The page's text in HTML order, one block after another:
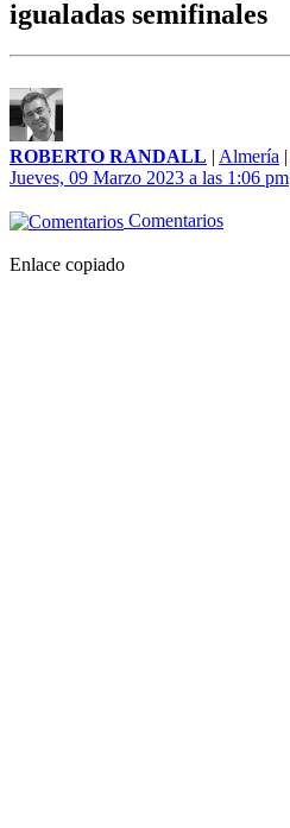
igualadas semifinales
ROBERTO RANDALL | Almería |
Jueves, 09 Marzo 2023 a las 1:06 pm
Comentarios
Enlace copiado